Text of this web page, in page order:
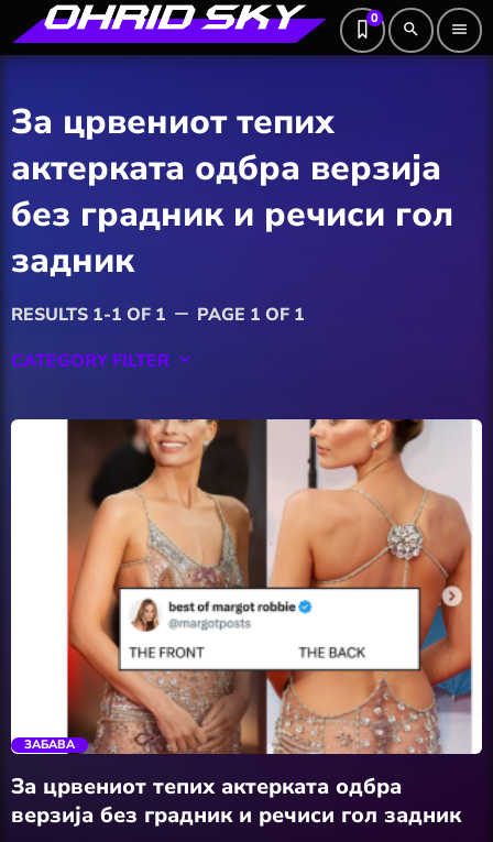
0
search menu
За црвениот тепих
актерката одбра верзија
без градник и речиси гол
задник
RESULTS 1-1 OF 1 remove PAGE 1 OF 1
CATEGORY FILTER keyboard_arrow_down
Software
Wellness
АвтоКлуб
Балкан
ЗАБАВА
За црвениот тепих актерката одбра
верзија без градник и речиси гол задник